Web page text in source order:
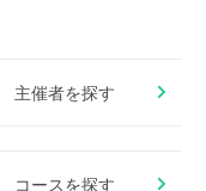
主催者を探す
コースを探す